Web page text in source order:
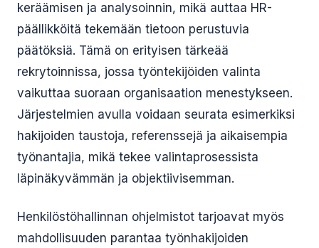
keräämisen ja analysoinnin, mikä auttaa HR-
päällikköitä tekemään tietoon perustuvia
päätöksiä. Tämä on erityisen tärkeää
rekrytoinnissa, jossa työntekijöiden valinta
vaikuttaa suoraan organisaation menestykseen.
Järjestelmien avulla voidaan seurata esimerkiksi
hakijoiden taustoja, referenssejä ja aikaisempia
työnantajia, mikä tekee valintaprosessista
läpinäkyvämmän ja objektiivisemman.
Henkilöstöhallinnan ohjelmistot tarjoavat myös
mahdollisuuden parantaa työnhakijoiden